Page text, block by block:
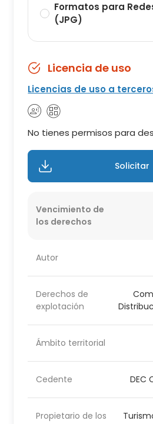
Formatos para
(JPG)
Licencia de uso
Licencias de uso a
No tienes permisos para
Solicitar
Vencimiento de
los derechos
Autor
Derechos de
explotación
Ámbito territorial
Cedente DEC
Propietario de los